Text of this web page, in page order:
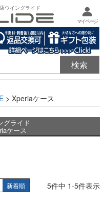
ウイングライド
マイページ
Xperiaケース
グライド
ケース
新着順 5件中 1-5件表示